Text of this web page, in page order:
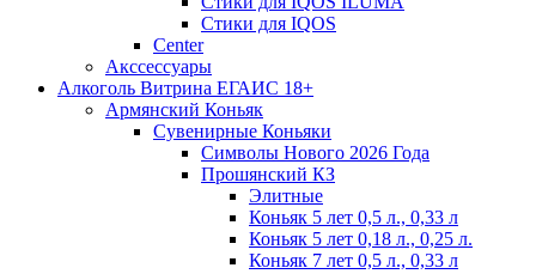
Стики для IQOS
Сenter
Акссессуары
Алкоголь Витрина ЕГАИС 18+
Армянский Коньяк
Сувенирные Коньяки
Символы Нового 2026 Года
Прошянский КЗ
Элитные
Коньяк 5 лет 0,5 л., 0,33 л
Коньяк 5 лет 0,18 л., 0,25 л.
Коньяк 7 лет 0,5 л., 0,33 л